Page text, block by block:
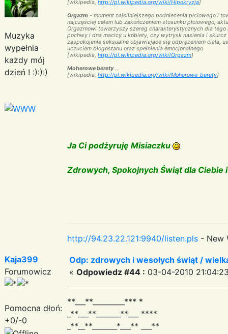
Muzyka
wypełnia
każdy mój
dzień ! :):):)
[wikipedia, http://pl.wikipedia.org/wiki/Hipokryzja]
Orgazm - moment najsilniejszego podniecenia płciowego i
najczęściej celem lub zakończeniem stosunku płciowego,
Orgazmowi towarzyszy szereg charakterystycznych dla
pochwy i dna macicy u kobiety, czy wytrysk nasienia i
zaspokojenie seksualne objawiające się odprężeniem ciała,
uczuciem błogostanu oraz spełnienia emocjonalnego
[wikipedia, http://pl.wikipedia.org/wiki/Orgazm]
Moherowe berety...
[wikipedia, http://pl.wikipedia.org/wiki/Moherowe_berety]
Ja Ci podżyruję Misiaczku
Zdrowych, Spokojnych Świąt dla Ciebie
http://94.23.22.121:9940/listen.pls - New
Kaja399
Forumowicz
Pomocna dłoń:
+0/-0
Odp: zdrowych i wesołych świąt /
« Odpowiedz #44 : 03-04-2010
**___**_________*** *
_**___**_______**___ ****
_**__**_______*___** ___**